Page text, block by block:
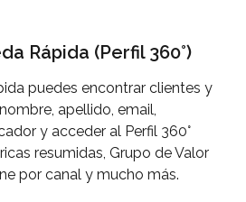
Rápida (Perfil 360°)
puedes encontrar clientes y
apellido, email,
y acceder al Perfil 360°
resumidas, Grupo de Valor
por canal y mucho más.